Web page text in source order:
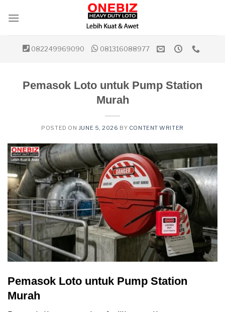
082249969090 081316088977
Pemasok Loto untuk Pump Station
Murah
POSTED ON JUNE 5, 2026 BY CONTENT WRITER
Pemasok Loto untuk Pump Station
Murah